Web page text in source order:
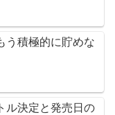
う積極的に貯めな
ル決定と発売日の